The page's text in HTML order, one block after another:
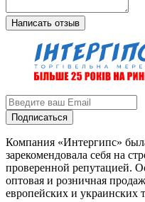
Написать отзыв
Подписаться
Компания «Интергипс»
зарекомендовала себя на
проверенной репутацией.
оптовая и розничная
европейских и украинских